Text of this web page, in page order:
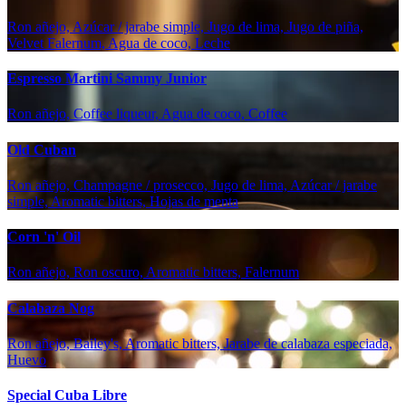
Ron añejo, Azúcar / jarabe simple, Jugo de lima, Jugo de piña,
Velvet Falernum, Agua de coco, Leche
Espresso Martini Sammy Junior
Ron añejo, Coffee liqueur, Agua de coco, Coffee
Old Cuban
Ron añejo, Champagne / prosecco, Jugo de lima, Azúcar / jarabe
simple, Aromatic bitters, Hojas de menta
Corn 'n' Oil
Ron añejo, Ron oscuro, Aromatic bitters, Falernum
Calabaza Nog
Ron añejo, Bailey's, Aromatic bitters, Jarabe de calabaza especiada,
Huevo
Special Cuba Libre